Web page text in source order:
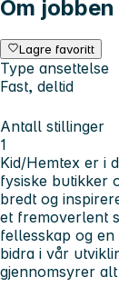
Om jobben
Lagre favoritt
Type ansettelse
Fast, deltid
Antall stillinger
1
Kid/Hemtex er i
fysiske butikker
bredt og
et fremoverlent
fellesskap og
bidra i vår
gjennomsyrer